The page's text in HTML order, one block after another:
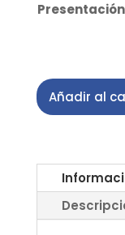
Presentación
Añadir al